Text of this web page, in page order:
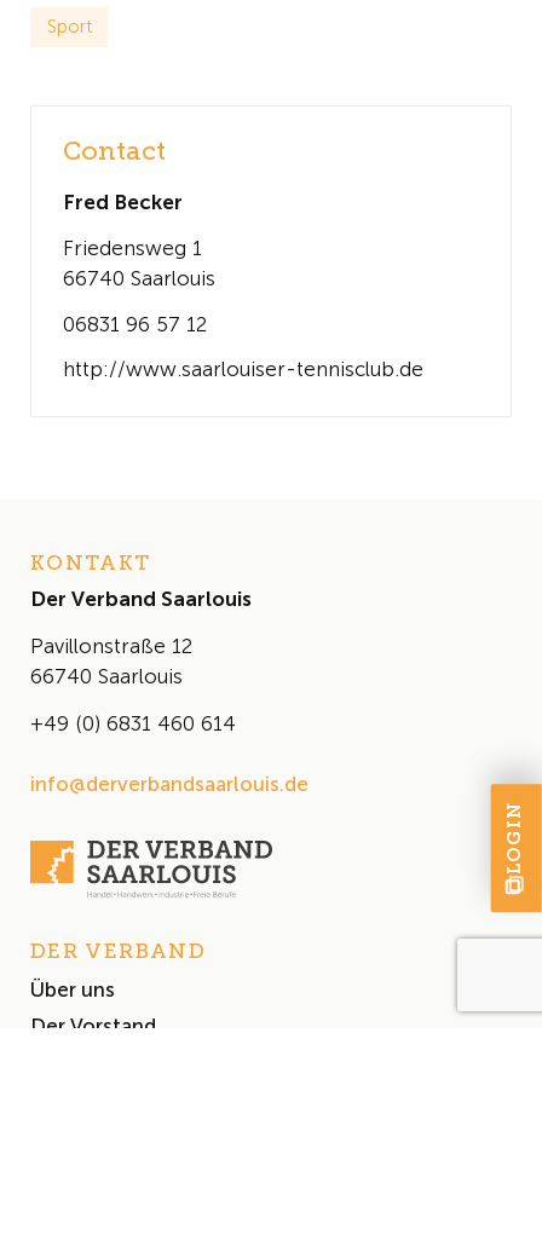
Sport
Contact
Fred Becker
Friedensweg 1
66740 Saarlouis
06831 96 57 12
http://www.saarlouiser-tennisclub.de
KONTAKT
Der Verband Saarlouis
Pavillonstraße 12
66740 Saarlouis
+49 (0) 6831 460 614
info@derverbandsaarlouis.de
DER VERBAND
Über uns
Der Vorstand
LOGIN